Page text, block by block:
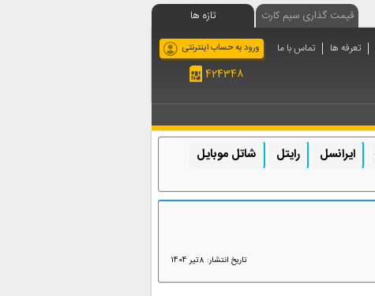
قیمت گذاری سیم کارت تازه ها
ورود به حساب اینترنتی تعرفه ها تماس با ما
424348
ایرانسل رایتل
شاتل موبایل
تاریخ انتشار: 8تیر 1404